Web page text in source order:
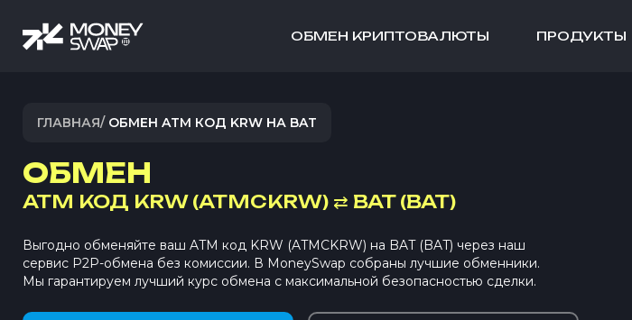
ОБМЕН КРИПТОВАЛЮТЫ ПРОДУКТЫ
ГЛАВНАЯ/ ОБМЕН ATM КОД KRW НА BAT
ОБМЕН
ATM КОД KRW (ATMCKRW) ⇄ BAT (BAT)
Выгодно обменяйте ваш ATM код KRW (ATMCKRW) на BAT (BAT) через наш
сервис P2P-обмена без комиссии. В MoneySwap собраны лучшие обменники.
Мы гарантируем лучший курс обмена с максимальной безопасностью сделки.